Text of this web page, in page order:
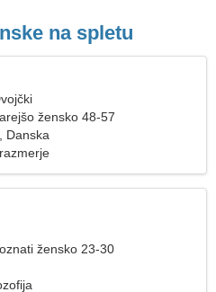
na spletu
žensko 48-57
Danska
žensko 23-30